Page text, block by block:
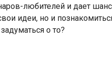
любителей и дает
идеи, но и
о то?